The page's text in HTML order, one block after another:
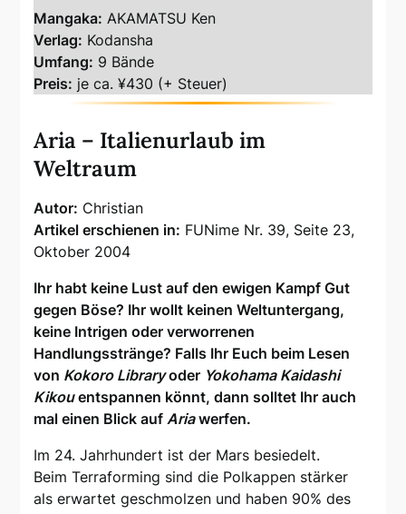
Mangaka: AKAMATSU Ken
Verlag: Kodansha
Umfang: 9 Bände
Preis: je ca. ¥430 (+ Steuer)
Aria – Italienurlaub im
Weltraum
Autor: Christian
Artikel erschienen in: FUNime Nr. 39, Seite 23,
Oktober 2004
Ihr habt keine Lust auf den ewigen Kampf Gut
gegen Böse? Ihr wollt keinen Weltuntergang,
keine Intrigen oder verworrenen
Handlungsstränge? Falls Ihr Euch beim Lesen
von Kokoro Libraryoder Yokohama Kaidashi
Kikouentspannen könnt, dann solltet Ihr auch
mal einen Blick aufAriawerfen.
Im 24. Jahrhundert ist der Mars besiedelt.
Beim Terraforming sind die Polkappen stärker
als erwartet geschmolzen und haben 90% des